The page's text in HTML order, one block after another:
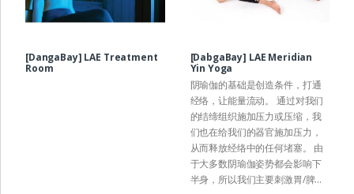
[DangaBay] LAE Treatment
Room
[DabgaBay] LAE Meridian
Yin Yoga
阴瑜伽的基础是创造条件，打通
经络，让能量流动。 通过对我们
的结缔组织施加压力或压缩，我
们也在给我们的器官施加压力，
从而释放经络中的任何堵塞。 由
于大多数阴瑜伽姿势都会影响下
半身，所以我们主要刺激胃/脾...